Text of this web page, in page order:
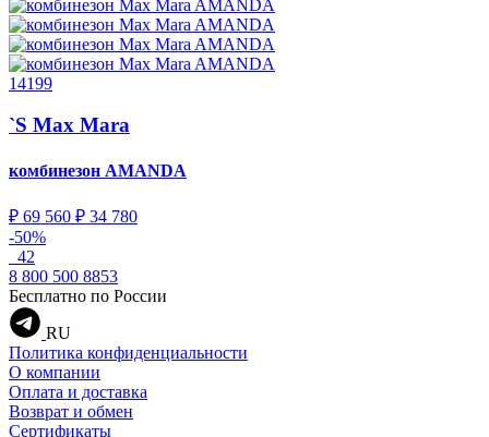
14199
`S Max Mara
комбинезон AMANDA
₽ 69 560 ₽ 34 780
-50%
42
8 800 500 8853
Бесплатно по России
RU
Политика конфиденциальности
О компании
Оплата и доставка
Возврат и обмен
Сертификаты